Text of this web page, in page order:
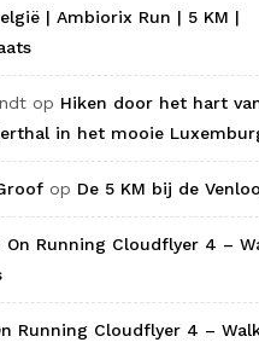
| Ambiorix Run | 5 KM |
op Hiken door het hart
in het mooie
op De 5 KM bij de
On Running Cloudflyer 4 –
Running Cloudflyer 4 –